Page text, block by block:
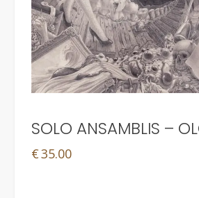
SOLO ANSAMBLIS –
€35.00